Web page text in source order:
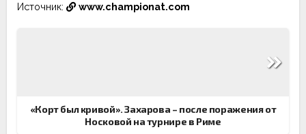
Источник: www.championat.com
«Корт был кривой». Захарова – после поражения от
Носковой на турнире в Риме